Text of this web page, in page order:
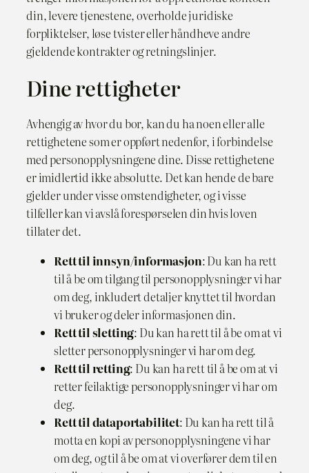
din, levere tjenestene, overholde juridiske
forpliktelser, løse tvister eller håndheve andre
gjeldende kontrakter og retningslinjer.
Dine rettigheter
Avhengig av hvor du bor, kan du ha noen eller alle
rettighetene som er oppført nedenfor, i forbindelse
med personopplysningene dine. Disse rettighetene
er imidlertid ikke absolutte. Det kan hende de bare
gjelder under visse omstendigheter, og i visse
tilfeller kan vi avslå forespørselen din hvis loven
tillater det.
Rett til innsyn/informasjon: Du kan ha rett
til å be om tilgang til personopplysninger vi har
om deg, inkludert detaljer knyttet til hvordan
vi bruker og deler informasjonen din.
Rett til sletting: Du kan ha rett til å be om at vi
sletter personopplysninger vi har om deg.
Rett til retting: Du kan ha rett til å be om at vi
retter feilaktige personopplysninger vi har om
deg.
Rett til dataportabilitet: Du kan ha rett til å
motta en kopi av personopplysningene vi har
om deg, og til å be om at vi overfører dem til en